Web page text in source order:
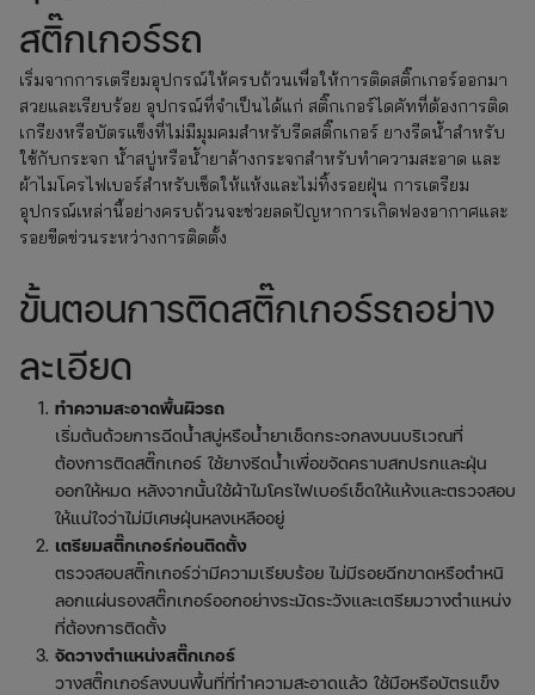
สติ๊กเกอร์รถ
เริ่มจากการเตรียมอุปกรณ์ให้ครบถ้วนเพื่อให้การติดสติ๊กเกอร์ออกมา
สวยและเรียบร้อย อุปกรณ์ที่จำเป็นได้แก่ สติ๊กเกอร์ไดคัทที่ต้องการติด
เกรียงหรือบัตรแข็งที่ไม่มีมุมคมสำหรับรีดสติ๊กเกอร์ ยางรีดน้ำสำหรับ
ใช้กับกระจก น้ำสบู่หรือน้ำยาล้างกระจกสำหรับทำความสะอาด และ
ผ้าไมโครไฟเบอร์สำหรับเช็ดให้แห้งและไม่ทิ้งรอยฝุ่น การเตรียม
อุปกรณ์เหล่านี้อย่างครบถ้วนจะช่วยลดปัญหาการเกิดฟองอากาศและ
รอยขีดข่วนระหว่างการติดตั้ง
ขั้นตอนการติดสติ๊กเกอร์รถอย่าง
ละเอียด
ทำความสะอาดพื้นผิวรถ
เริ่มต้นด้วยการฉีดน้ำสบู่หรือน้ำยาเช็ดกระจกลงบนบริเวณที่
ต้องการติดสติ๊กเกอร์ ใช้ยางรีดน้ำเพื่อขจัดคราบสกปรกและฝุ่น
ออกให้หมด หลังจากนั้นใช้ผ้าไมโครไฟเบอร์เช็ดให้แห้งและตรวจสอบ
ให้แน่ใจว่าไม่มีเศษฝุ่นหลงเหลืออยู่
เตรียมสติ๊กเกอร์ก่อนติดตั้ง
ตรวจสอบสติ๊กเกอร์ว่ามีความเรียบร้อย ไม่มีรอยฉีกขาดหรือตำหนิ
ลอกแผ่นรองสติ๊กเกอร์ออกอย่างระมัดระวังและเตรียมวางตำแหน่ง
ที่ต้องการติดตั้ง
จัดวางตำแหน่งสติ๊กเกอร์
วางสติ๊กเกอร์ลงบนพื้นที่ที่ทำความสะอาดแล้ว ใช้มือหรือบัตรแข็ง